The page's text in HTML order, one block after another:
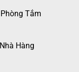
Tắm
Hàng